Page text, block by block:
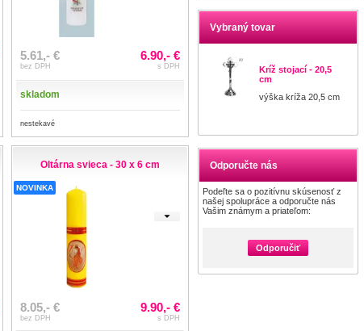
Vybraný tovar
Kríž stojací - 20,5
cm
výška kríža 20,5 cm
Odporučte nás
Podeľte sa o pozitívnu skúsenosť z
našej spolupráce a odporučte nás
Vašim známym a priateľom:
Odporučiť
5.61,- €
bez DPH
6.90,- €
s DPH
skladom
nestekavé
Oltárna svieca - 30 x 6 cm
NOVINKA
8.05,- €
bez DPH
9.90,- €
s DPH